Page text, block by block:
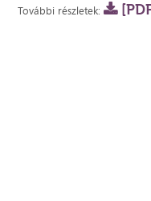
További részletek: